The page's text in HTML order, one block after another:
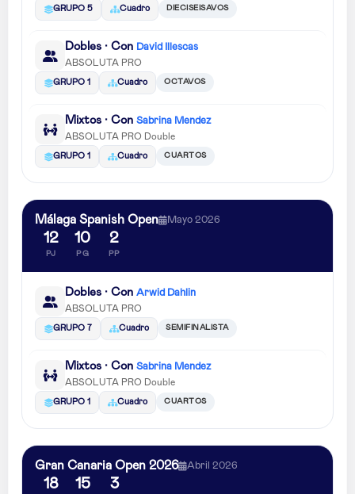
GRUPO 5 Cuadro DIECISEISAVOS
Dobles · Con David Illescas
ABSOLUTA PRO
GRUPO 1 Cuadro OCTAVOS
Mixtos · Con Sabrina Mendez
ABSOLUTA PRO Double
GRUPO 1 Cuadro CUARTOS
Málaga Spanish Open Mayo 2026
12
PJ
10
PG
2
PP
Dobles · Con Arwid Dahlin
ABSOLUTA PRO
GRUPO 7 Cuadro SEMIFINALISTA
Mixtos · Con Sabrina Mendez
ABSOLUTA PRO Double
GRUPO 1 Cuadro CUARTOS
Gran Canaria Open 2026 Abril 2026
18 15 3